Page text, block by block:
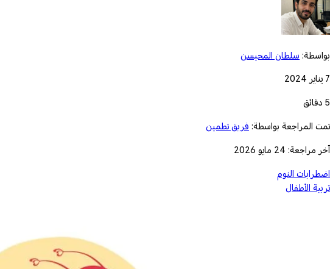
بواسطة: سلطان المحيسن
7 يناير 2024
5 دقائق
تمت المراجعة بواسطة: فريق تطمين
آخر مراجعة: 24 مايو 2026
اضطرابات النوم
تربية الأطفال